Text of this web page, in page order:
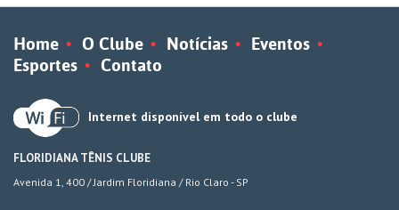
Home O Clube Notícias
Eventos
Esportes
Contato
Internet disponível em todo o clube
FLORIDIANA TÊNIS CLUBE
Avenida 1, 400 / Jardim Floridiana / Rio Claro - SP